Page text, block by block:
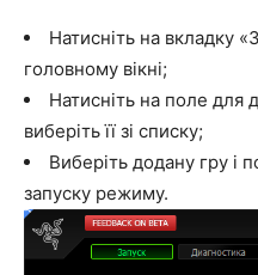
Натисніть на вкладку
головному вікні;
Натисніть на поле для
виберіть її зі списку;
Виберіть додану гру і
запуску режиму.